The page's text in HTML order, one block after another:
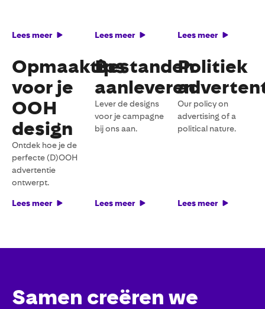
Lees meer Lees meer Lees meer
Opmaaktips
voor je
OOH
design
Ontdek hoe je de
perfecte (D)OOH
advertentie
ontwerpt.
Lees meer
Bestanden
aanleveren
Lever de designs
voor je campagne
bij ons aan.
Lees meer
Politiek
Our policy on
advertising of a
political nature.
Lees meer
Samen creëren we